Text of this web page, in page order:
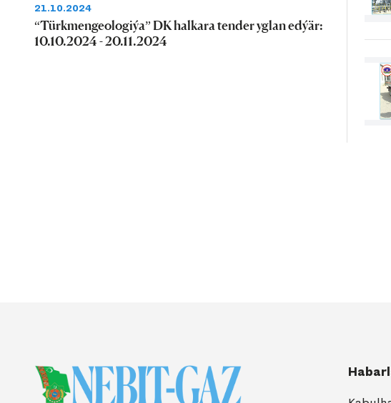
21.10.2024
“Türkmengeologiýa” DK halkara tender yglan edýär:
10.10.2024 - 20.11.2024